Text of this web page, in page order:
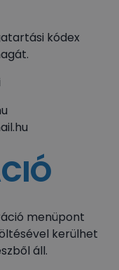
kódex
menüpont
kerülhet
áll.